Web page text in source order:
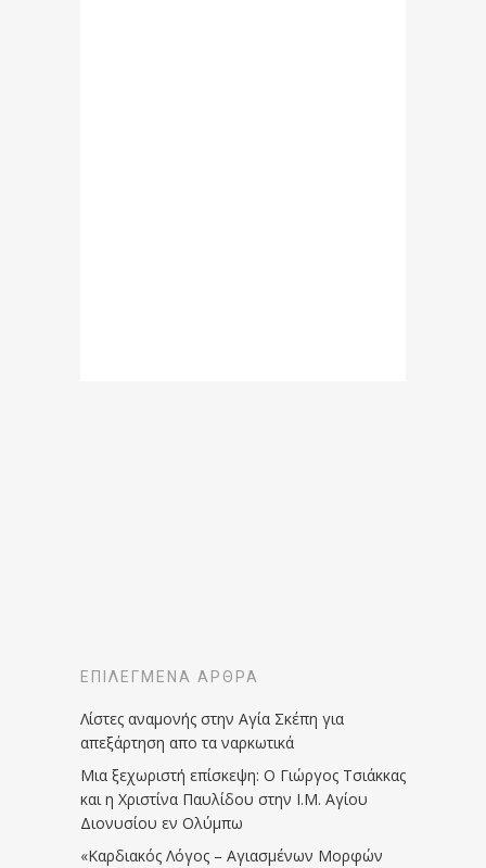
ΕΠΙΛΕΓΜΈΝΑ ΆΡΘΡΑ
Λίστες αναμονής στην Αγία Σκέπη για
απεξάρτηση απο τα ναρκωτικά
Μια ξεχωριστή επίσκεψη: Ο Γιώργος Τσιάκκας
και η Χριστίνα Παυλίδου στην Ι.Μ. Αγίου
Διονυσίου εν Ολύμπω
«Καρδιακός Λόγος – Αγιασμένων Μορφών